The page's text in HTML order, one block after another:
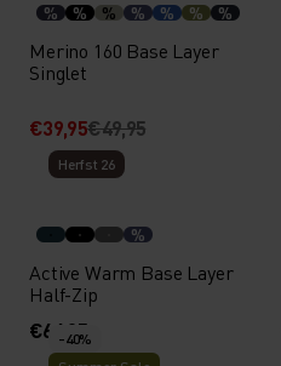
% % % % % % %
Merino 160 Base Layer
Singlet
€39,95€49,95
Herfst 26
%
Active Warm Base Layer
Half-Zip
€64,95
-40%